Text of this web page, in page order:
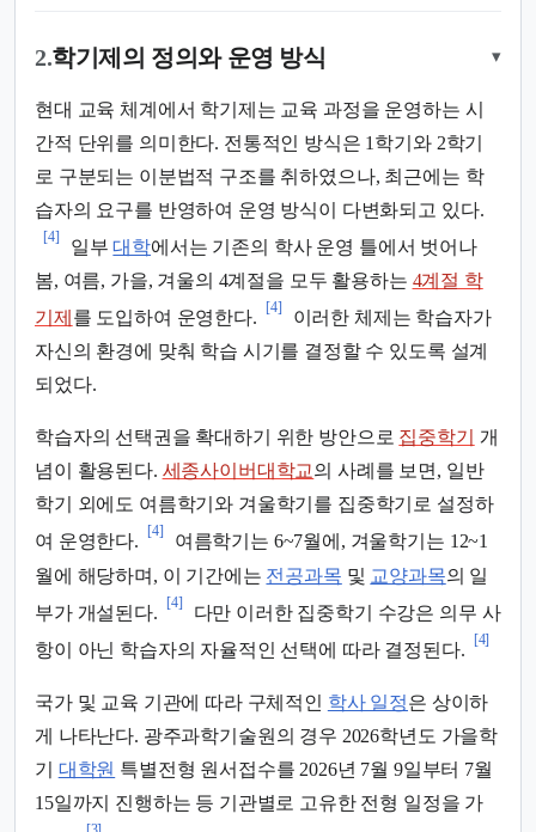
2.학기제의 정의와 운영 방식 ▾
현대 교육 체계에서 학기제는 교육 과정을 운영하는 시
간적 단위를 의미한다. 전통적인 방식은 1학기와 2학기
로 구분되는 이분법적 구조를 취하였으나, 최근에는 학
습자의 요구를 반영하여 운영 방식이 다변화되고 있다.
[4]
일부대학에서는 기존의 학사 운영 틀에서 벗어나
봄, 여름, 가을, 겨울의 4계절을 모두 활용하는 4계절 학
기제 를 도입하여 운영한다.
[4]
이러한 체제는 학습자가
자신의 환경에 맞춰 학습 시기를 결정할 수 있도록 설계
되었다.
학습자의 선택권을 확대하기 위한 방안으로 집중학기
개
념이 활용된다. 세종사이버대학교의 사례를 보면, 일반
학기 외에도 여름학기와 겨울학기를 집중학기로 설정하
여 운영한다.
[4]
여름학기는 6~7월에, 겨울학기는 12~1
월에 해당하며, 이 기간에는 전공과목 및 교양과목의 일
부가 개설된다.
[4]
다만 이러한 집중학기 수강은 의무 사
항이 아닌 학습자의 자율적인 선택에 따라 결정된다.
[4]
국가 및 교육 기관에 따라 구체적인 학사 일정은 상이하
게 나타난다. 광주과학기술원의 경우 2026학년도 가을학
기 대학원 특별전형 원서접수를 2026년 7월 9일부터 7월
15일까지 진행하는 등 기관별로 고유한 전형 일정을 가